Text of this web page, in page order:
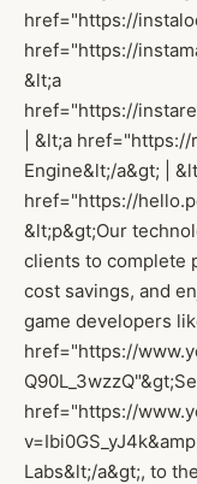
href="https://
href="https://
&lt;a
href="https://
| &lt;a
Engine&lt;/a&gt; |
href="https://
&lt;p&gt;Our
clients to complete
cost savings, and
game developers
href="https://
href="https://
Labs&lt;/a&gt;, to